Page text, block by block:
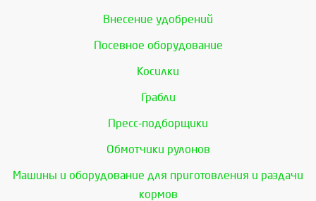
Внесение удобрений
Посевное оборудование
Косилки
Грабли
Пресс-подборщики
Обмотчики рулонов
Машины и оборудование для приготовления и раздачи
кормов